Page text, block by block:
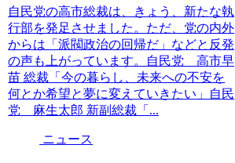
自民党の高市総裁は、きょう、新たな執
行部を発足させました。ただ、党の内外
からは「派閥政治の回帰だ」などと反発
の声も上がっています。自民党 高市早
苗 総裁「今の暮らし、未来への不安を
何とか希望と夢に変えていきたい」自民
党 麻生太郎 新副総裁「...
ニュース